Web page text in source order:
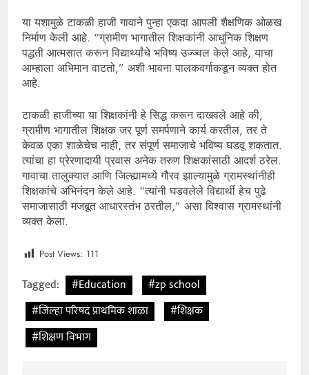
या यशामुळे टाकळी हाजी गावाने पुन्हा एकदा आपली शैक्षणिक ओळख
निर्माण केली आहे. “ग्रामीण भागातील शिक्षकांनी आधुनिक शिक्षण
पद्धती आत्मसात करून विद्यार्थ्यांचे भविष्य उज्ज्वल केले आहे, याचा
आम्हाला अभिमान वाटतो,” अशी भावना पालकवर्गाकडून व्यक्त होत
आहे.
टाकळी हाजीच्या या शिक्षकांनी हे सिद्ध करून दाखवले आहे की,
ग्रामीण भागातील शिक्षक जर पूर्ण समर्पणाने कार्य करतील, तर ते
केवळ एका शाळेचेच नाही, तर संपूर्ण समाजाचे भविष्य घडवू शकतात.
त्यांचा हा प्रेरणादायी प्रवास अनेक तरुण शिक्षकांसाठी आदर्श ठरेल.
गावाचा तालुक्यात आणि जिल्ह्यामध्ये गौरव झाल्यामुळे ग्रामस्थांनीही
शिक्षकांचे अभिनंदन केले आहे. “त्यांनी घडवलेले विद्यार्थी हेच पुढे
समाजासाठी मजबूत आधारस्तंभ ठरतील,” असा विश्वास ग्रामस्थांनी
व्यक्त केला.
Post Views: 111
Tagged: #Education
#zp school
#जिल्हा परिषद प्राथमिक शाळा
#शिक्षक
#शिक्षण विभाग